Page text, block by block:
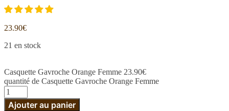
23.90€
21 en stock
Casquette Gavroche Orange Femme 23.90€
quantité de Casquette Gavroche Orange Femme
Ajouter au panier